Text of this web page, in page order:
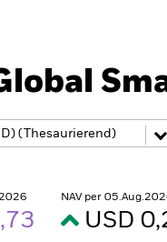
NAV per
USD